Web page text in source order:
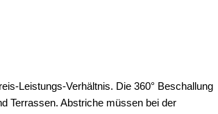
Leistungs-Verhältnis. Die 360° Beschallung
Terrassen. Abstriche müssen bei der